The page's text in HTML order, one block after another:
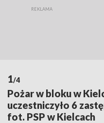
1/4
Pożar w bloku w
uczestniczyło 6
fot. PSP w Kielcach